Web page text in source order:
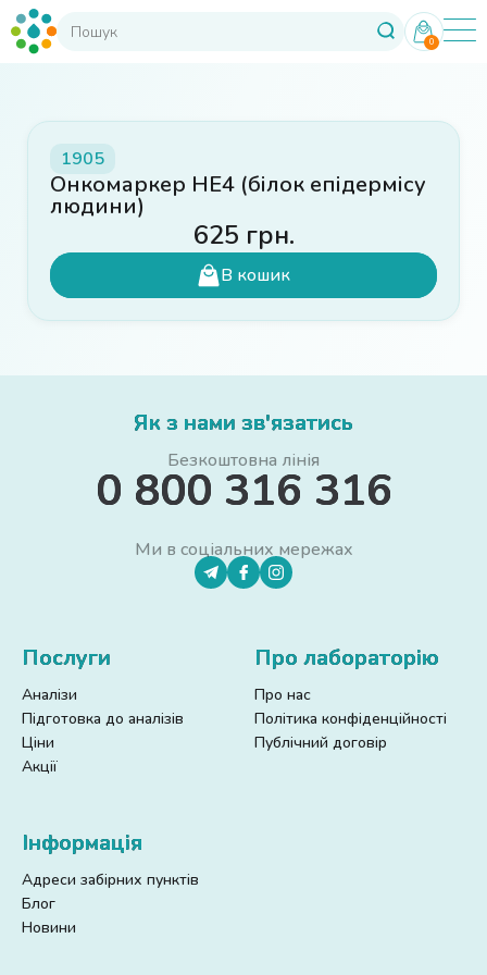
0
1905
Онкомаркер HE4 (білок епідермісу
людини)
625 грн.
В кошик
Як з нами зв'язатись
Безкоштовна лінія
0 800 316 316
Ми в соціальних мережах
Послуги
Аналізи
Підготовка до аналізів
Ціни
Акції
Про лабораторію
Про нас
Політика конфіденційності
Публічний договір
Інформація
Адреси забірних пунктів
Блог
Новини